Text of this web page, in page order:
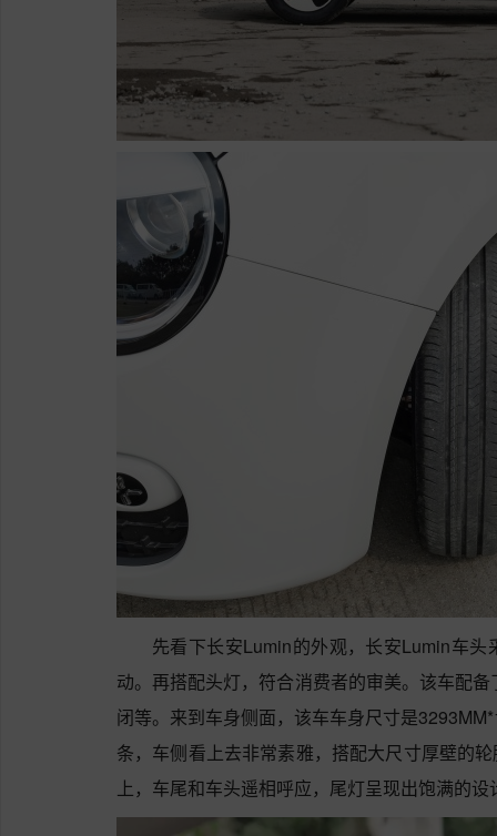
先看下长安Lumin的外观，长安Lumin车
动。再搭配头灯，符合消费者的审美。该车配
闭等。来到车身侧面，该车车身尺寸是
条，车侧看上去非常素雅，搭配大尺寸厚壁的
上，车尾和车头遥相呼应，尾灯呈现出饱满的